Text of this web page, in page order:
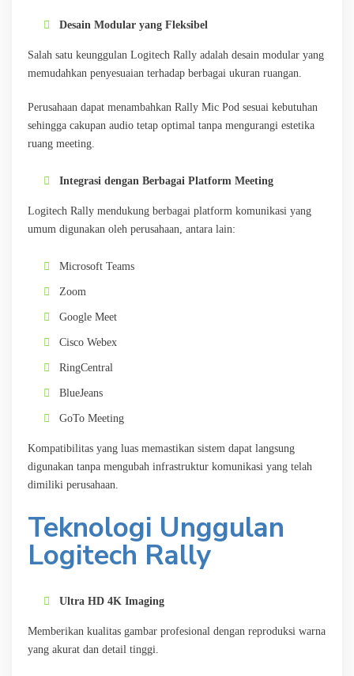
Desain Modular yang Fleksibel
Salah satu keunggulan Logitech Rally adalah desain modular yang
memudahkan penyesuaian terhadap berbagai ukuran ruangan.
Perusahaan dapat menambahkan Rally Mic Pod sesuai kebutuhan
sehingga cakupan audio tetap optimal tanpa mengurangi estetika
ruang meeting.
Integrasi dengan Berbagai Platform Meeting
Logitech Rally mendukung berbagai platform komunikasi yang
umum digunakan oleh perusahaan, antara lain:
Microsoft Teams
Zoom
Google Meet
Cisco Webex
RingCentral
BlueJeans
GoTo Meeting
Kompatibilitas yang luas memastikan sistem dapat langsung
digunakan tanpa mengubah infrastruktur komunikasi yang telah
dimiliki perusahaan.
Teknologi Unggulan
Logitech Rally
Ultra HD 4K Imaging
Memberikan kualitas gambar profesional dengan reproduksi warna
yang akurat dan detail tinggi.